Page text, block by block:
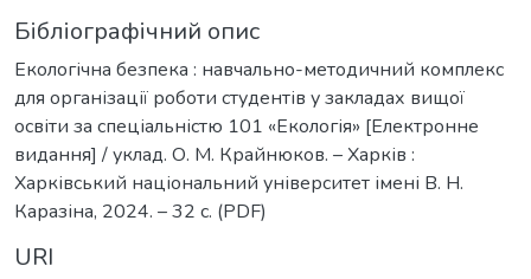
Бібліографічний опис
Екологічна безпека : навчально-методичний комплекс
для організації роботи студентів у закладах вищої
освіти за спеціальністю 101 «Екологія» [Електронне
видання] / уклад. О. М. Крайнюков. – Харків :
Харківський національний університет імені В. Н.
Каразіна, 2024. – 32 с. (PDF)
URI